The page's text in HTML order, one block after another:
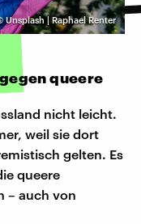
Unsplash | Raphael Renter
queere
nicht leicht.
weil sie dort
gelten. Es
queere
– auch von